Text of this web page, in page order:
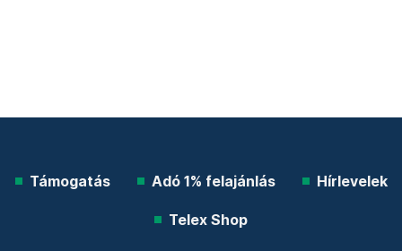
Támogatás Adó 1% felajánlás Hírlevelek
Telex Shop